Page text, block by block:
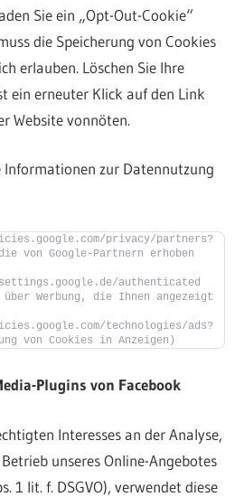
Sie ein „Opt-Out-Cookie“
die Speicherung von Cookies
erlauben. Löschen Sie Ihre
ein erneuter Klick auf den Link
Website vonnöten.
Informationen zur Datennutzung
privacy/partners?
von Google-Partnern erhoben
authenticated
Werbung, die Ihnen angezeigt
technologies/ads?
von Cookies in Anzeigen)
Plugins von Facebook
Interesses an der Analyse,
unseres Online-Angebotes
1 lit. f. DSGVO), verwendet diese